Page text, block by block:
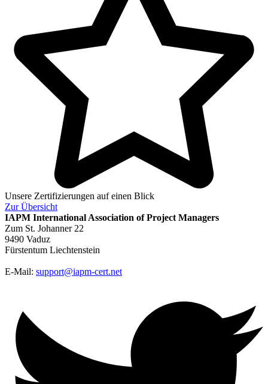
Unsere Zertifizierungen auf einen Blick
ZurÜbersicht
IAPM International Association of Project Managers
Zum St. Johanner 22
9490 Vaduz
Fürstentum Liechtenstein
E-Mail: support@iapm-cert.net